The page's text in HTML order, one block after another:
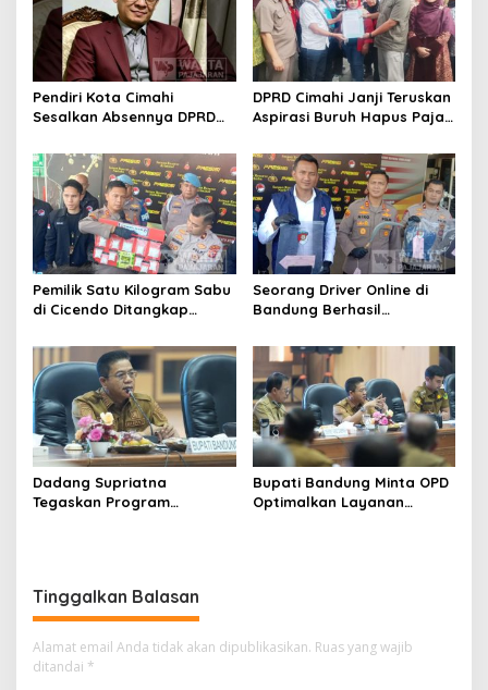
Pendiri Kota Cimahi
Sesalkan Absennya DPRD
Rebranding RSUD Cibabat
DPRD Cimahi Janji Teruskan
Aspirasi Buruh Hapus Pajak
dan DPR
Pemilik Satu Kilogram Sabu
di Cicendo Ditangkap
Seorang Driver Online di
Bandung Berhasil
Pelaku Pencurian
Dadang Supriatna
Tegaskan Program
Bupati Bandung Minta OPD
Optimalkan Layanan
Tinggalkan Balasan
Alamat email Anda tidak akan dipublikasikan. Ruas yang wajib
ditandai *